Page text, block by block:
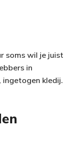
soms wil je juist
in
ingetogen kledij.